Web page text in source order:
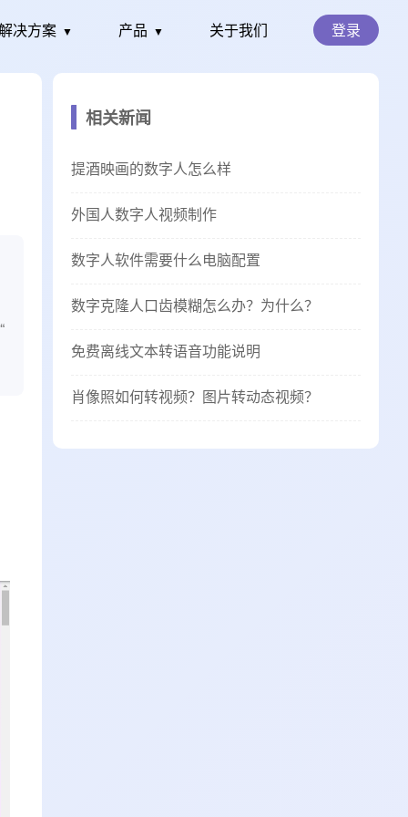
决方案 ▼ 产品 ▼ 关于我们 登录
相关新闻
提酒映画的数字人怎么样
外国人数字人视频制作
数字人软件需要什么电脑配置
数字克隆人口齿模糊怎么办？为什么？
免费离线文本转语音功能说明
肖像照如何转视频？图片转动态视频？